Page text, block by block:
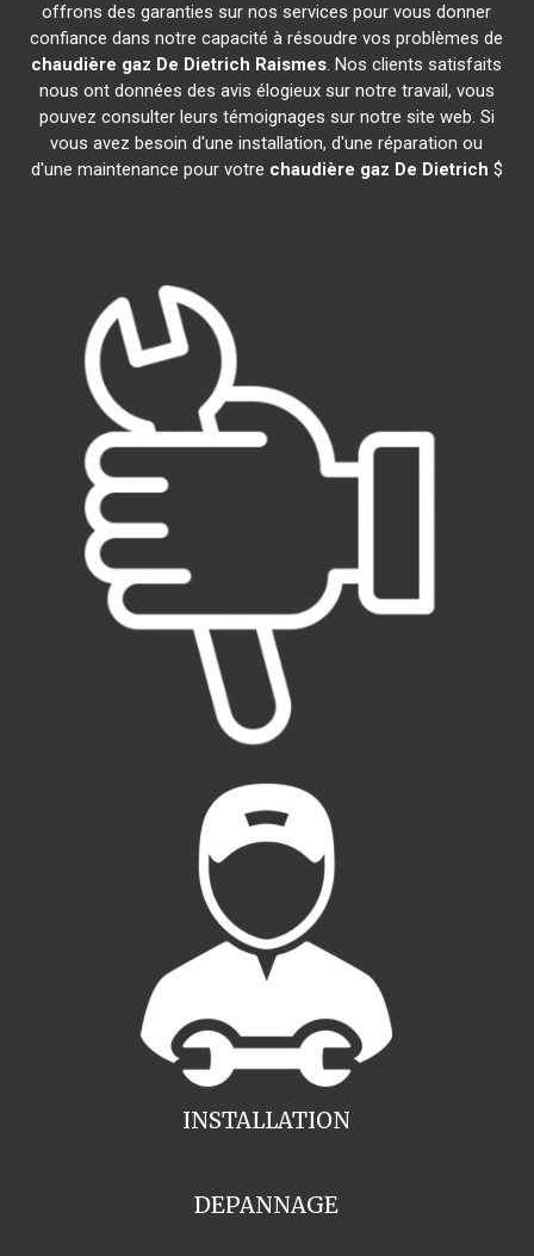
offrons des garanties sur nos services pour vous donner
confiance dans notre capacité à résoudre vos problèmes de
chaudière gaz De Dietrich Raismes. Nos clients satisfaits
nous ont données des avis élogieux sur notre travail, vous
pouvez consulter leurs témoignages sur notre site web. Si
vous avez besoin d'une installation, d'une réparation ou
d'une maintenance pour votre chaudière gaz De Dietrich $
INSTALLATION
DEPANNAGE